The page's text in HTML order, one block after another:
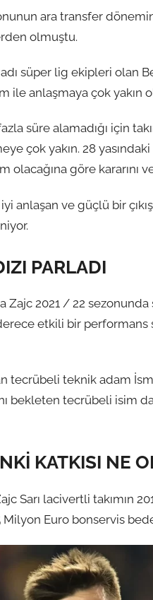
ara transfer
olmuştu.
süper lig ekipleri olan
ile anlaşmaya çok
süre alamadığı için
çok yakın. 28
olacağına göre kararını
anlaşan ve güçlü bir
PARLADI
Zajc 2021 / 22
etkili bir
teknik adam
bekleten tecrübeli isim
KATKISI NE
Sarı lacivertli takımın
Milyon Euro bonservis